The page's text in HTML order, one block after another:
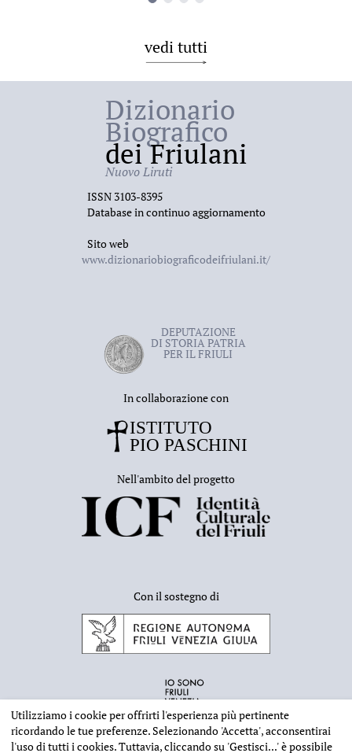
vedi tutti
Dizionario
Biografico
dei Friulani
Nuovo Liruti
ISSN 3103-8395
Database in continuo aggiornamento
Sito web
www.dizionariobiograficodeifriulani.it/
DEPUTAZIONE
DI STORIA PATRIA
PER IL FRIULI
In collaborazione con
Nell'ambito del progetto
Con il sostegno di
Utilizziamo i cookie per offrirti l'esperienza più pertinente
ricordando le tue preferenze. Selezionando 'Accetta', acconsentirai
l'uso di tutti i cookies. Tuttavia, cliccando su 'Gestisci...'è possibile